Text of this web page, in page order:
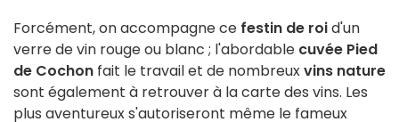
Forcément, on accompagne ce festin de roid'un
verre de vin rouge ou blanc ; l'abordable cuvée Pied
de Cochon fait le travail et de nombreuxvins nature
sont également à retrouver à la carte des vins. Les
plus aventureux s'autoriseront même le fameux